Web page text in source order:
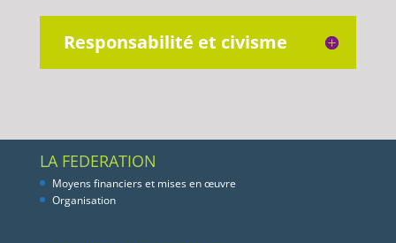
Responsabilité et civisme
LA FEDERATION
Moyens financiers et mises en œuvre
Organisation